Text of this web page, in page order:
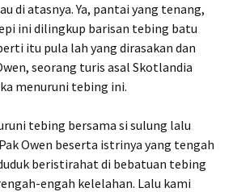
di atasnya. Ya, pantai yang tenang,
ini dilingkup barisan tebing batu
itu pula lah yang dirasakan dan
seorang turis asal Skotlandia
menuruni tebing ini.
tebing bersama si sulung lalu
Owen beserta istrinya yang tengah
beristirahat di bebatuan tebing
engah kelelahan. Lalu kami